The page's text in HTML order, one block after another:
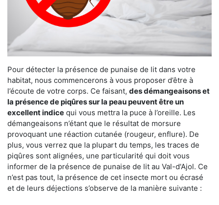
Pour détecter la présence de punaise de lit dans votre
habitat, nous commencerons à vous proposer d’être à
l’écoute de votre corps. Ce faisant, des démangeaisons et
la présence de piqûres sur la peau peuvent être un
excellent indice qui vous mettra la puce à l’oreille. Les
démangeaisons n’étant que le résultat de morsure
provoquant une réaction cutanée (rougeur, enflure). De
plus, vous verrez que la plupart du temps, les traces de
piqûres sont alignées, une particularité qui doit vous
informer de la présence de punaise de lit au Val-d'Ajol. Ce
n’est pas tout, la présence de cet insecte mort ou écrasé
et de leurs déjections s’observe de la manière suivante :